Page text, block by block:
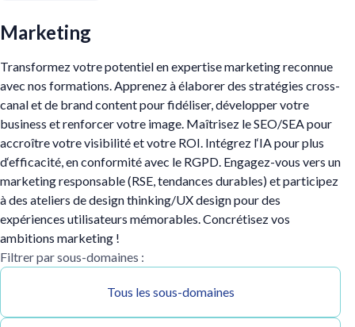
Marketing
Transformez votre potentiel en expertise marketing reconnue
avec nos formations. Apprenez à élaborer des stratégies cross-
canal et de brand content pour fidéliser, développer votre
business et renforcer votre image. Maîtrisez le SEO/SEA pour
accroître votre visibilité et votre ROI. Intégrez l‘IA pour plus
d‘efficacité, en conformité avec le RGPD. Engagez-vous vers un
marketing responsable (RSE, tendances durables) et participez
à des ateliers de design thinking/UX design pour des
expériences utilisateurs mémorables. Concrétisez vos
ambitions marketing !
Filtrer par sous-domaines :
Tous les sous-domaines